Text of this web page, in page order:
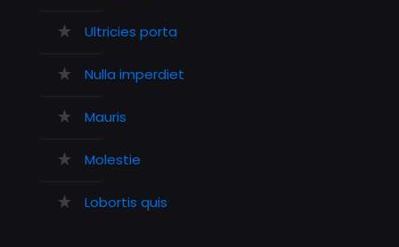
Ultricies porta
Nulla imperdiet
Mauris
Molestie
Lobortis quis